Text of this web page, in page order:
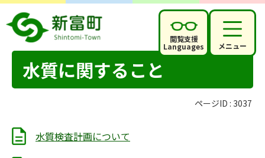
閲覧支援
Languages メニュー
水質に関すること
ページID : 3037
水質検査計画について